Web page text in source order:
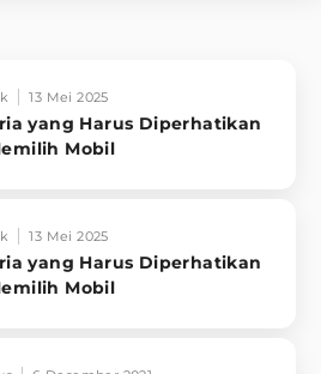
13 Mei 2025
yang Harus Diperhatikan
Mobil
13 Mei 2025
yang Harus Diperhatikan
Mobil